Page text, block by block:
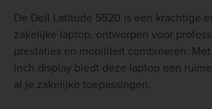
De Dell Latitude 5520 is een krachtige
zakelijke laptop, ontworpen voor
prestaties en mobiliteit combineren.
inch display biedt deze laptop een
al je zakelijke toepassingen.